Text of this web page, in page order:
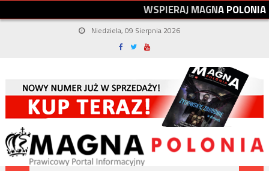
WSPIERAJMAGNAPOLONIA
Niedziela, 09 Sierpnia 2026